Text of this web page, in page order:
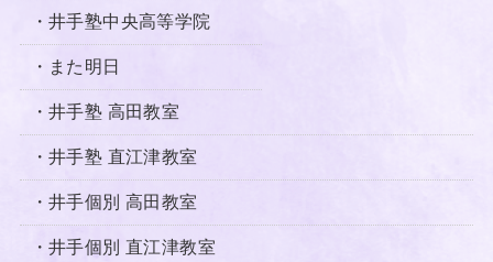
・井手塾中央高等学院
・ また明日
・井手塾 高田教室
・井手塾 直江津教室
・井手個別 高田教室
・井手個別 直江津教室